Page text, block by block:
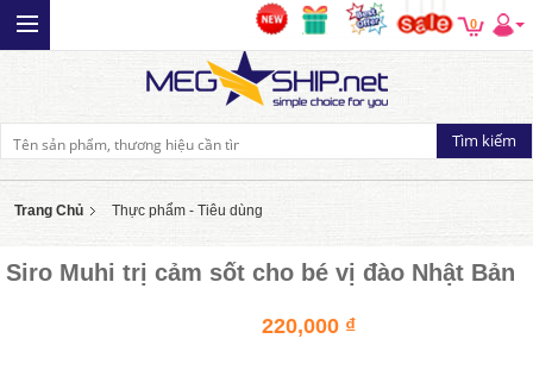
0
Trang Chủ Thực phẩm - Tiêu dùng
Siro Muhi trị cảm sốt cho bé vị đào Nhật Bản
220,000 ₫